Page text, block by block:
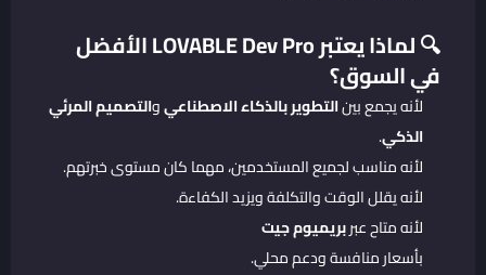
🔍 لماذا يعتبر LOVABLE Dev Pro الأفضل
في السوق؟
لأنه يجمع بينالتطوير بالذكاء الاصطناعيوالتصميم المرئي
الذكي.
لأنه مناسب لجميع المستخدمين، مهما كان مستوى خبرتهم.
لأنه يقلل الوقت والتكلفة ويزيد الكفاءة.
لأنه متاح عبربريميوم جيت
بأسعار منافسة ودعم محلي.